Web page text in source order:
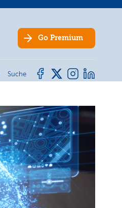
Go Premium
Suche